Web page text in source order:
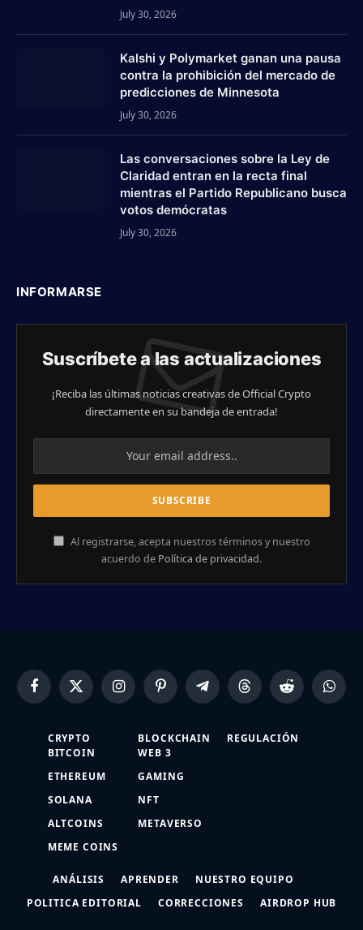
July 30, 2026
Kalshi y Polymarket ganan una pausa
contra la prohibición del mercado de
predicciones de Minnesota
July 30, 2026
Las conversaciones sobre la Ley de
Claridad entran en la recta final
mientras el Partido Republicano busca
votos demócratas
July 30, 2026
INFORMARSE
Suscríbete a las actualizaciones
¡Reciba las últimas noticias creativas de Official Crypto
directamente en su bandeja de entrada!
Al registrarse, acepta nuestros términos y nuestro
acuerdo de Política de privacidad.
FacebookX
(Twitter)
InstagramPinterestTelegramThreads Reddit
CRYPTO
BITCOIN
ETHEREUM
SOLANA
ALTCOINS
MEME COINS
BLOCKCHAIN
WEB 3
GAMING
NFT
METAVERSO
REGULACIÓN
ANÁLISIS APRENDER
NUESTRO EQUIPO
POLITICA EDITORIAL
CORRECCIONES AIRDROP HUB